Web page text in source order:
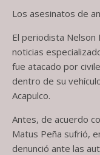
Los asesinatos de
El periodista
noticias
fue atacado por
dentro de su
Acapulco.
Antes, de acuerdo
Matus Peña sufrió,
denunció ante las